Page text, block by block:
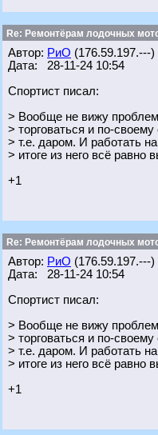
Re: Ремонтёрам лодочных
Автор: РиО (176.59.197.---)
Дата: 28-11-24 10:54
Спортист писал:
> Вообще не вижу
> торговаться и по-
> т.е. даром. И работать
> итоге из него всё равно
+1
Re: Ремонтёрам лодочных
Автор: РиО (176.59.197.---)
Дата: 28-11-24 10:54
Спортист писал:
> Вообще не вижу
> торговаться и по-
> т.е. даром. И работать
> итоге из него всё равно
+1